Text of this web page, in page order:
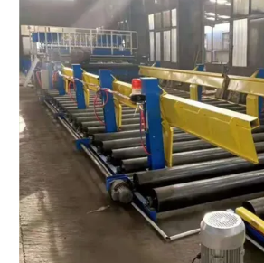
여
행
품
질
관
리